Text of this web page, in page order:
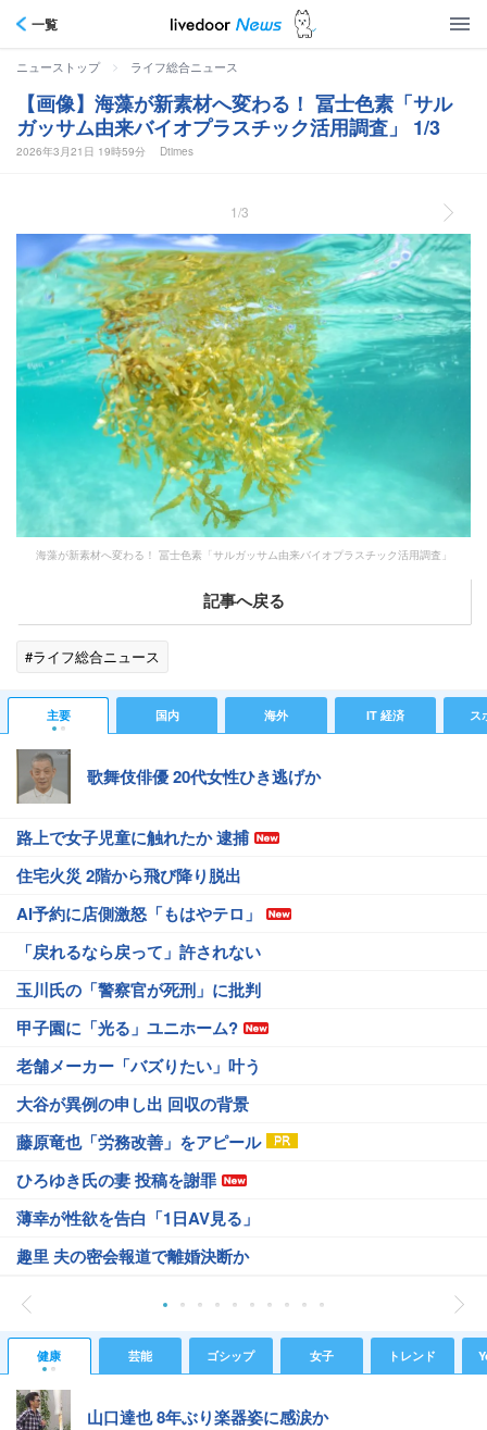
一覧
ニューストップ > ライフ総合ニュース
【画像】海藻が新素材へ変わる！ 冨士色素「サル
ガッサム由来バイオプラスチック活用調査」 1/3
2026年3月21日 19時59分 Dtimes
1/3
海藻が新素材へ変わる！ 冨士色素「サルガッサム由来バイオプラスチック活用調査」
記事へ戻る
#ライフ総合ニュース
主要 国内 海外 IT 経済 ス
歌舞伎俳優 20代女性ひき逃げか
路上で女子児童に触れたか 逮捕
住宅火災 2階から飛び降り脱出
AI予約に店側激怒「もはやテロ」
「戻れるなら戻って」許されない
玉川氏の「警察官が死刑」に批判
甲子園に「光る」ユニホーム?
老舗メーカー「バズりたい」叶う
大谷が異例の申し出 回収の背景
藤原竜也「労務改善」をアピール
ひろゆき氏の妻 投稿を謝罪
薄幸が性欲を告白「1日AV見る」
趣里 夫の密会報道で離婚決断か
健康 芸能 ゴシップ 女子 トレンド
山口達也 8年ぶり楽器姿に感涙か